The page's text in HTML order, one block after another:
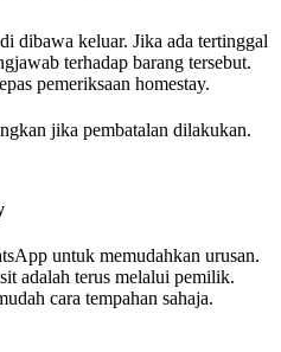
dibawa keluar. Jika ada tertinggal
terhadap barang tersebut.
pemeriksaan homestay.
jika pembatalan dilakukan.
untuk memudahkan urusan.
adalah terus melalui pemilik.
cara tempahan sahaja.